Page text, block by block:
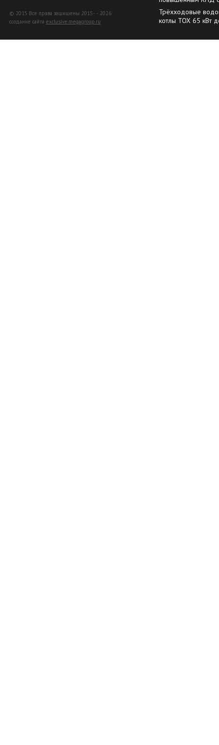
© 2015 Все права защищены 2015- - 2026
создание сайта exclusive.megagroup.ru
Трёхходовые
котлы TOX 65 кВт